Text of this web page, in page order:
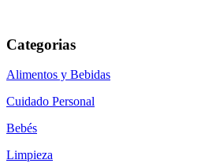
Categorias
Alimentos y Bebidas
Cuidado Personal
Bebés
Limpieza